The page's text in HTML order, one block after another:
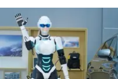
Страхование
Кредитный калькулятор
Аксессуары
Одежда и сувениры
Клиентская поддержка
O&J Автоклуб
Клуб владельцев OMODA
Приложение O&J
Обратная связь